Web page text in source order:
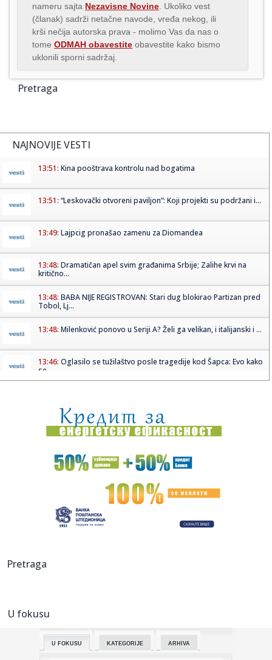
nameru sajta Nezavisne Novine . Ukoliko vest
(članak) sadrži netačne navode, vređa nekog, ili
krši nečija autorska prava - molimo Vas da nas o
tome ODMAH obavestite obavestite kako bismo
uklonili sporni sadržaj.
Pretraga
NAJNOVIJE VESTI
13:51: Kina pooštrava kontrolu nad bogatima
13:51: “Leskovački otvoreni paviljon”: Koji projekti su podržani i...
13:49: Lajpcig pronašao zamenu za Diomandea
13:48: Dramatičan apel svim građanima Srbije; Zalihe krvi na
kritično...
13:48: BABA NIJE REGISTROVAN: Stari dug blokirao Partizan pred
Tobol, Lj...
13:48: Milenković ponovo u Seriji A? Želi ga velikan, i italijanski i ...
13:46: Oglasilo se tužilaštvo posle tragedije kod Šapca: Evo kako
se ...
13:45:Predsednik: U Hrvatskoj manje entuzijastično slavlje
"Oluje", va...
13:43:EXPO karavan nastavlja putovanje kroz Srbiju: Sutra stiže u
Srem...
Кад диносауруси прошетају Румом: ...
13:40:AI pregledač može da šalje spam poruke svim vašim
investitoru ...
13:38:
13:37:
Misterija saobraćaje nesreće Nataše Pirc Musar; Ko je bio s
Pretraga
U fokusu
U FOKUSU KATEGORIJE ARHIVA